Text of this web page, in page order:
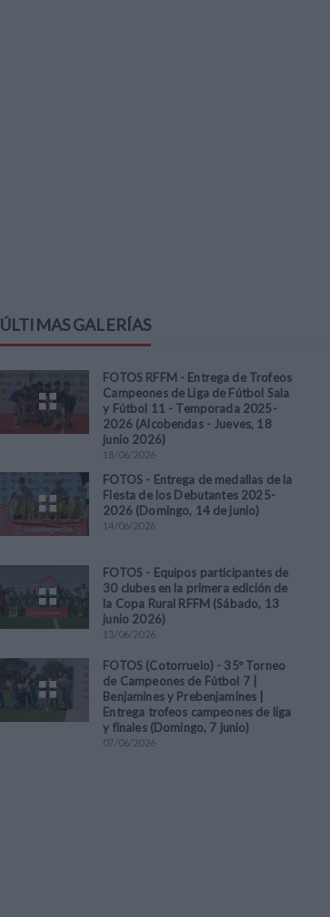
ÚLTIMAS GALERÍAS
FOTOS RFFM - Entrega de Trofeos
Campeones de Liga de Fútbol Sala
y Fútbol 11 - Temporada 2025-
2026 (Alcobendas - Jueves, 18
junio 2026)
18/06/2026
FOTOS - Entrega de medallas de la
Fiesta de los Debutantes 2025-
2026 (Domingo, 14 de junio)
14/06/2026
FOTOS - Equipos participantes de
30 clubes en la primera edición de
la Copa Rural RFFM (Sábado, 13
junio 2026)
13/06/2026
FOTOS (Cotorruelo) - 35º Torneo
de Campeones de Fútbol 7 |
Benjamines y Prebenjamines |
Entrega trofeos campeones de liga
y finales (Domingo, 7 junio)
07/06/2026